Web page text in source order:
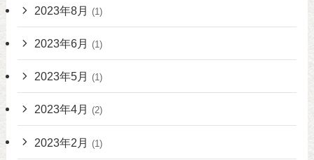
2023年8月 (1)
2023年6月 (1)
2023年5月 (1)
2023年4月 (2)
2023年2月 (1)